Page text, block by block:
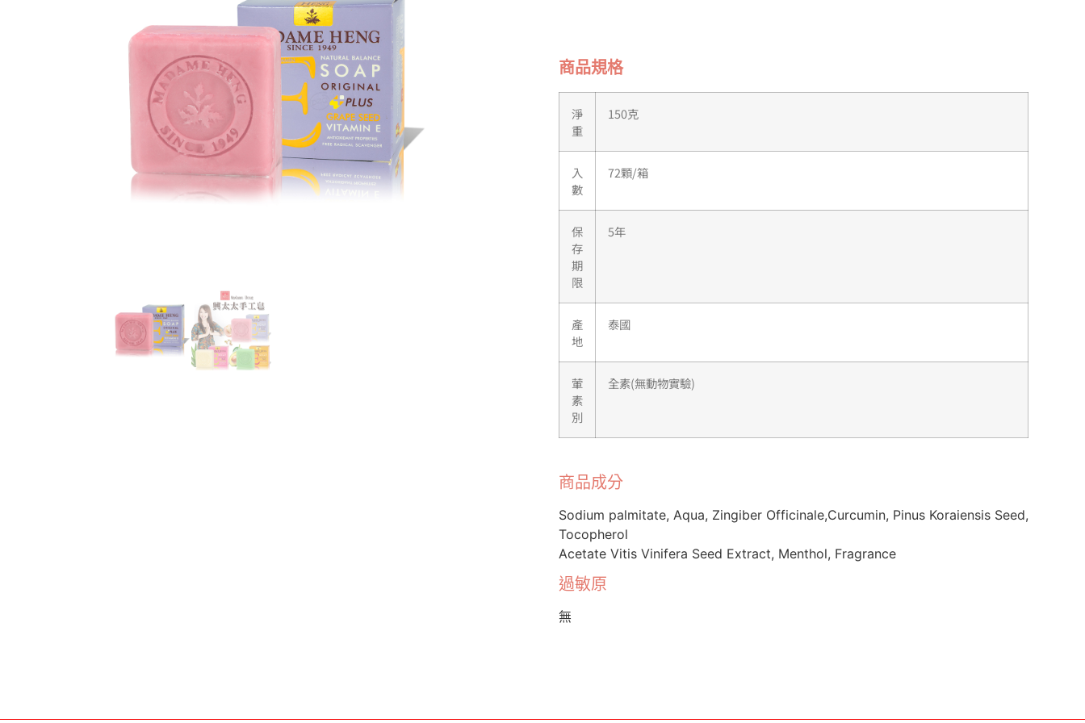
商品規格
淨
重
150克
入
數
72顆/箱
保
存
期
限
5年
產
地
泰國
葷
素
別
全素(無動物實驗)
商品成分
Sodium palmitate, Aqua, Zingiber Officinale,Curcumin, Pinus Koraiensis Seed,
Tocopherol
Acetate Vitis Vinifera Seed Extract, Menthol, Fragrance
過敏原
無